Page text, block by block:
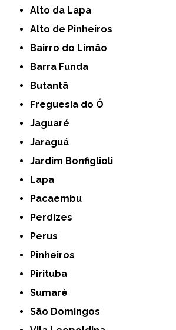
Alto da Lapa
Alto de Pinheiros
Bairro do Limão
Barra Funda
Butantã
Freguesia do Ó
Jaguaré
Jaraguá
Jardim Bonfiglioli
Lapa
Pacaembu
Perdizes
Perus
Pinheiros
Pirituba
Sumaré
São Domingos